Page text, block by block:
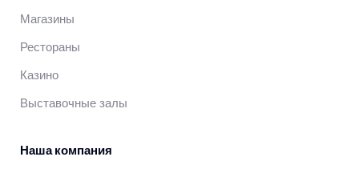
Магазины
Рестораны
Казино
Выставочные залы
Наша компания